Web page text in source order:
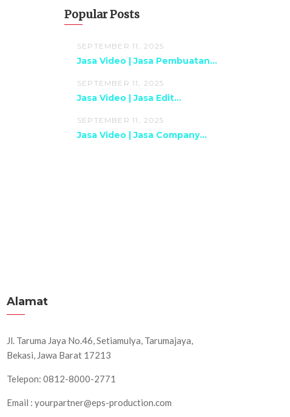
Popular Posts
SEPTEMBER 11, 2025
Jasa Video | Jasa Pembuatan...
SEPTEMBER 11, 2025
Jasa Video | Jasa Edit...
SEPTEMBER 11, 2025
Jasa Video | Jasa Company...
Alamat
Jl. Taruma Jaya No.46, Setiamulya, Tarumajaya,
Bekasi, Jawa Barat 17213
Telepon: 0812-8000-2771
Email : yourpartner@eps-production.com